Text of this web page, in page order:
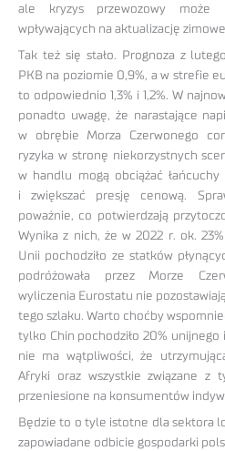
ale kryzys przewozowy
wpływających na aktualizację
Tak też się stało. Prognoza z
PKB na poziomie 0,9%, a w strefie
to odpowiednio 1,3% i 1,2%. W
ponadto uwagę, że narastające
w obrębie Morza Czerwonego
ryzyka w stronę niekorzystnych
w handlu mogą obciążać
i zwiększać presję cenową.
poważnie, co potwierdzają
Wynika z nich, że w 2022 r. ok.
Unii pochodziło ze statków
podróżowała przez Morze
wyliczenia Eurostatu nie
tego szlaku. Warto choćby
tylko Chin pochodziło 20%
nie ma wątpliwości, że
Afryki oraz wszystkie związane z
przeniesione na konsumentów
Będzie to o tyle istotne dla sektora
zapowiadane odbicie gospodarki